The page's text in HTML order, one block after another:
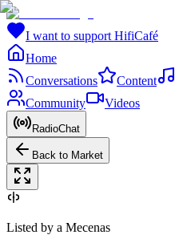
I want to support HifiCafé
Home
Conversations
Content
Community
Videos
RadioChat
Back to Market
Listed by a Mecenas